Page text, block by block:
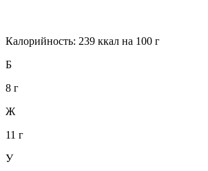
Калорийность: 239 ккал на 100 г
Б
8 г
Ж
11 г
У